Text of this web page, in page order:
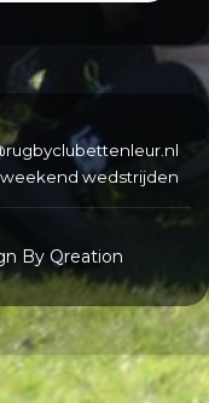
weekend wedstrijden
By Qreation